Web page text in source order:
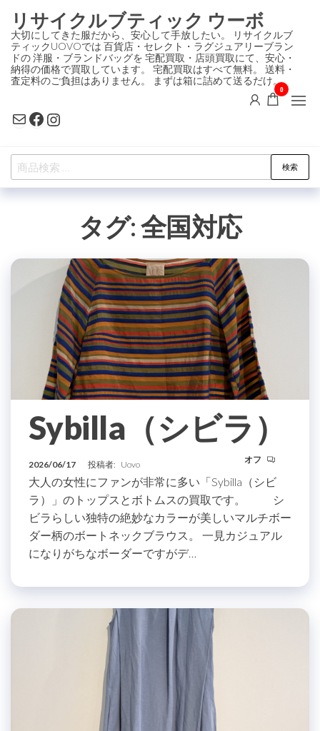
ン
テ
ン
ツ
プ
リサイクルブティック ウーボ
大切にしてきた服だから、安心して手放したい。 リサイクルブ
ティックUOVOでは 百貨店・セレクト・ラグジュアリーブラン
ドの 洋服・ブランドバッグを 宅配買取・店頭買取にて、安心・
納得の価格で買取しています。 宅配買取はすべて無料。 送料・
査定料のご負担はありません。 まずは箱に詰めて送るだけ。
MailFacebook
Instagram
0
検
索
検索
タグ:全国対応
Sybilla（シビラ）
2026/06/17 投稿者: Uovo オフ
大人の女性にファンが非常に多い「Sybilla（シビ
ラ）」のトップスとボトムスの買取です。 シ
ビラらしい独特の絶妙なカラーが美しいマルチボー
ダー柄のボートネックブラウス。 一見カジュアル
になりがちなボーダーですがデ…